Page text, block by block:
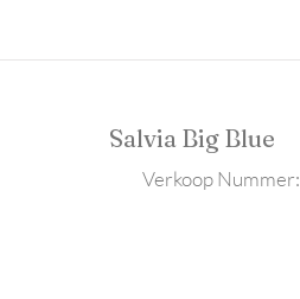
Salvia Big Blue
Verkoop Nummer: